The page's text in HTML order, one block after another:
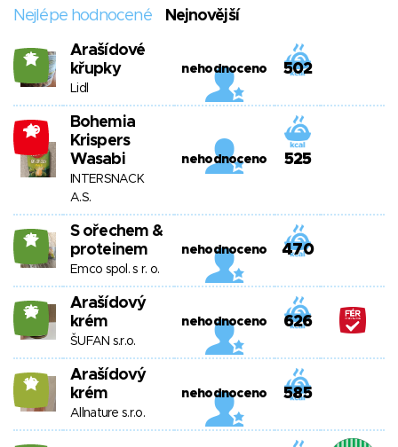
Nejlépe hodnocené Nejnovější
15
Arašídové
křupky
Lidl
nehodnoceno 502
-10
Bohemia
Krispers
Wasabi
INTERSNACK
A.S.
nehodnoceno 525
17
S ořechem &
proteinem
Emco spol. s r. o.
nehodnoceno 470
26
Arašídový
krém
ŠUFAN s.r.o.
nehodnoceno 626
10
Arašídový
krém
Allnature s.r.o.
nehodnoceno 585